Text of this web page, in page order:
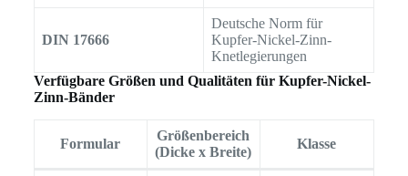
DIN 17666
Deutsche Norm für
Kupfer-Nickel-Zinn-
Knetlegierungen
Verfügbare Größen und Qualitäten für Kupfer-Nickel-
Zinn-Bänder
Formular
Größenbereich
(Dicke x Breite)
Klasse